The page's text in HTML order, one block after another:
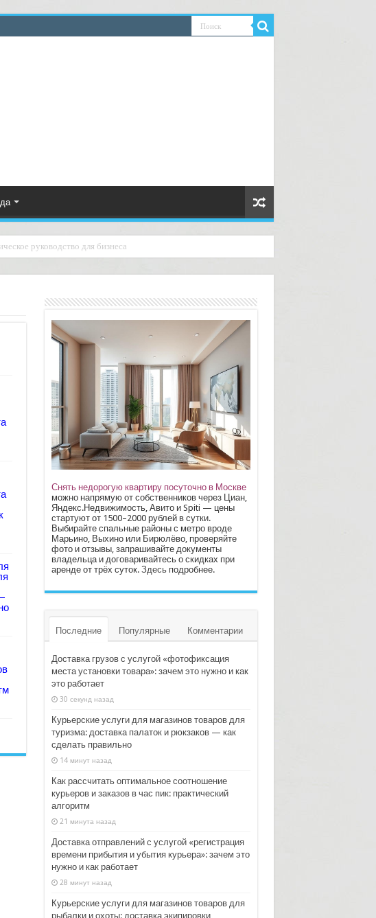
руководство для бизнеса
Снять недорогую квартиру посуточно в Москве
можно напрямую от собственников через Циан,
Яндекс.Недвижимость, Авито и Spiti — цены
стартуют от 1500–2000 рублей в сутки.
Выбирайте спальные районы с метро вроде
Марьино, Выхино или Бирюлёво, проверяйте
фото и отзывы, запрашивайте документы
владельца и договаривайтесь о скидках при
аренде от трёх суток. Здесьподробнее.
Последние Популярные Комментарии
Доставка грузов с услугой «фотофиксация
места установки товара»: зачем это нужно и как
это работает
30 секунд назад
Курьерские услуги для магазинов товаров для
туризма: доставка палаток и рюкзаков — как
сделать правильно
14 минут назад
Как рассчитать оптимальное соотношение
курьеров и заказов в час пик: практический
алгоритм
21 минута назад
Доставка отправлений с услугой «регистрация
времени прибытия и убытия курьера»: зачем это
нужно и как работает
28 минут назад
Курьерские услуги для магазинов товаров для
рыбалки и охоты: доставка экипировки